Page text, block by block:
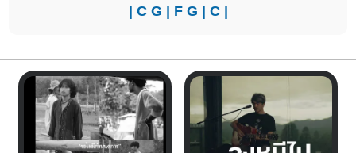
| C G | F G | C|